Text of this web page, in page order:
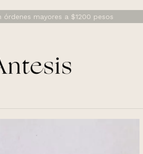
órdenes mayores a $1200 pesos